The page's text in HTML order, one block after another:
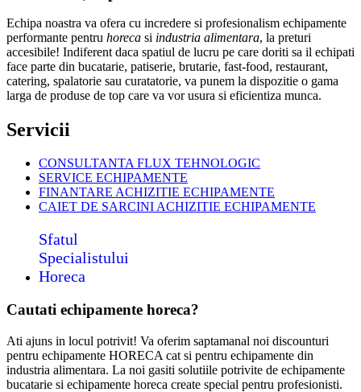
Echipa noastra va ofera cu incredere si profesionalism echipamente
performante pentru horeca si industria alimentara, la preturi
accesibile! Indiferent daca spatiul de lucru pe care doriti sa il echipati
face parte din bucatarie, patiserie, brutarie, fast-food, restaurant,
catering, spalatorie sau curatatorie, va punem la dispozitie o gama
larga de produse de top care va vor usura si eficientiza munca.
Servicii
CONSULTANTA FLUX TEHNOLOGIC
SERVICE ECHIPAMENTE
FINANTARE ACHIZITIE ECHIPAMENTE
CAIET DE SARCINI ACHIZITIE ECHIPAMENTE
Sfatul
Specialistului
Horeca
Cautati echipamente horeca?
Ati ajuns in locul potrivit! Va oferim saptamanal noi discounturi
pentru echipamente HORECA cat si pentru echipamente din
industria alimentara. La noi gasiti solutiile potrivite de echipamente
bucatarie si echipamente horeca create special pentru profesionisti.